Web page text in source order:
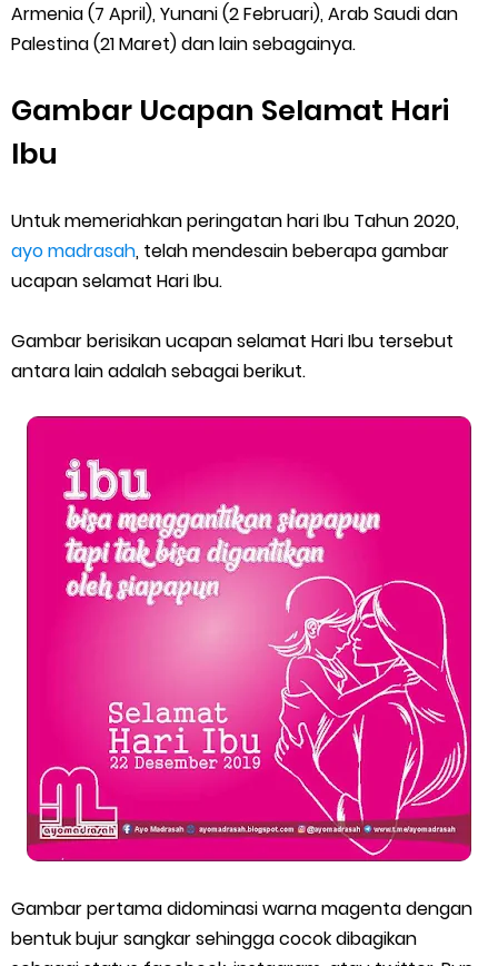
Armenia (7 April), Yunani (2 Februari), Arab Saudi dan
Palestina (21 Maret) dan lain sebagainya.
Gambar Ucapan Selamat Hari
Ibu
Untuk memeriahkan peringatan hari Ibu Tahun 2020,
ayo madrasah, telah mendesain beberapa gambar
ucapan selamat Hari Ibu.
Gambar berisikan ucapan selamat Hari Ibu tersebut
antara lain adalah sebagai berikut.
Gambar pertama didominasi warna magenta dengan
bentuk bujur sangkar sehingga cocok dibagikan